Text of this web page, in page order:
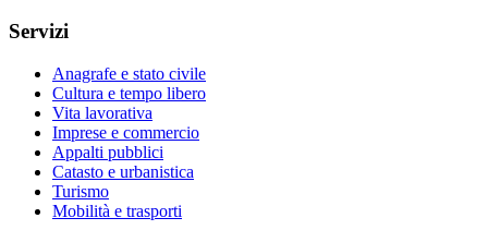
Servizi
Anagrafe e stato civile
Cultura e tempo libero
Vita lavorativa
Imprese e commercio
Appalti pubblici
Catasto e urbanistica
Turismo
Mobilità e trasporti